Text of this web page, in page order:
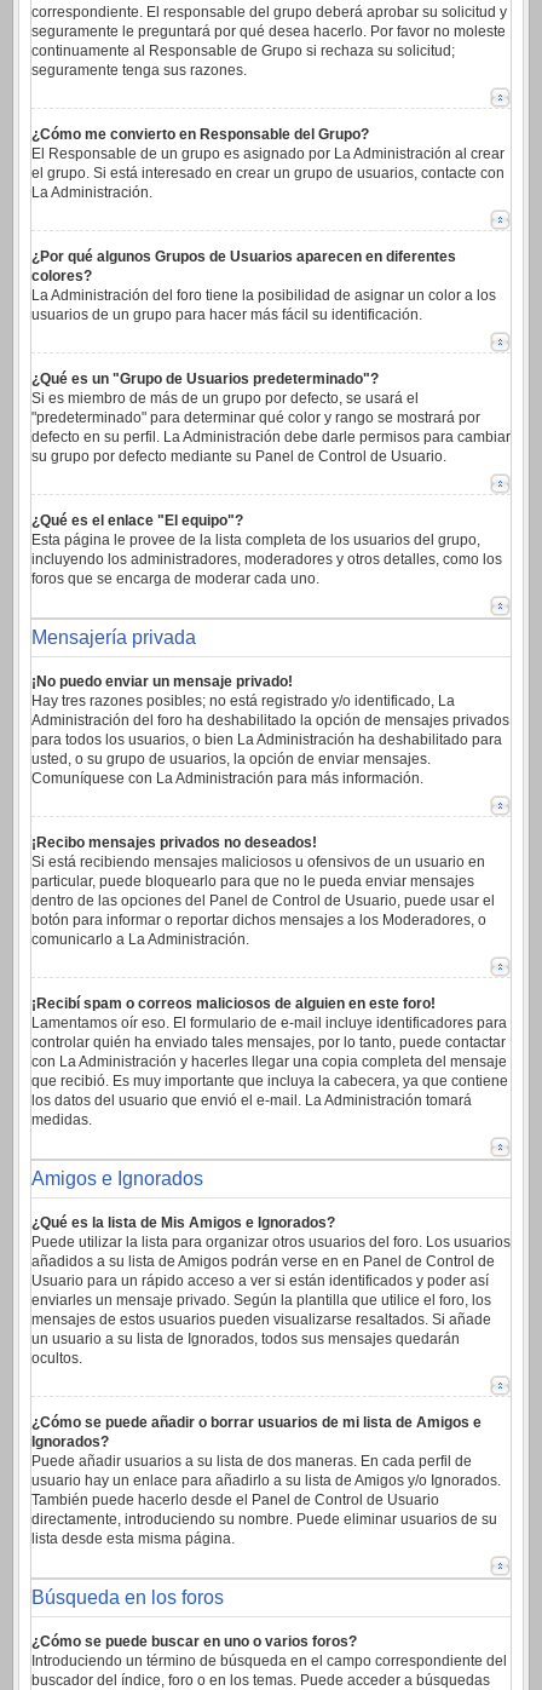
correspondiente. El responsable del grupo deberá aprobar su solicitud y
seguramente le preguntará por qué desea hacerlo. Por favor no moleste
continuamente al Responsable de Grupo si rechaza su solicitud;
seguramente tenga sus razones.
¿Cómo me convierto en Responsable del Grupo?
El Responsable de un grupo es asignado por La Administración al crear
el grupo. Si está interesado en crear un grupo de usuarios, contacte con
La Administración.
¿Por qué algunos Grupos de Usuarios aparecen en diferentes
colores?
La Administración del foro tiene la posibilidad de asignar un color a los
usuarios de un grupo para hacer más fácil su identificación.
¿Qué es un "Grupo de Usuarios predeterminado"?
Si es miembro de más de un grupo por defecto, se usará el
"predeterminado" para determinar qué color y rango se mostrará por
defecto en su perfil. La Administración debe darle permisos para cambiar
su grupo por defecto mediante su Panel de Control de Usuario.
¿Qué es el enlace "El equipo"?
Esta página le provee de la lista completa de los usuarios del grupo,
incluyendo los administradores, moderadores y otros detalles, como los
foros que se encarga de moderar cada uno.
Mensajería privada
¡No puedo enviar un mensaje privado!
Hay tres razones posibles; no está registrado y/o identificado, La
Administración del foro ha deshabilitado la opción de mensajes privados
para todos los usuarios, o bien La Administración ha deshabilitado para
usted, o su grupo de usuarios, la opción de enviar mensajes.
Comuníquese con La Administración para más información.
¡Recibo mensajes privados no deseados!
Si está recibiendo mensajes maliciosos u ofensivos de un usuario en
particular, puede bloquearlo para que no le pueda enviar mensajes
dentro de las opciones del Panel de Control de Usuario, puede usar el
botón para informar o reportar dichos mensajes a los Moderadores, o
comunicarlo a La Administración.
¡Recibí spam o correos maliciosos de alguien en este foro!
Lamentamos oír eso. El formulario de e-mail incluye identificadores para
controlar quién ha enviado tales mensajes, por lo tanto, puede contactar
con La Administración y hacerles llegar una copia completa del mensaje
que recibió. Es muy importante que incluya la cabecera, ya que contiene
los datos del usuario que envió el e-mail. La Administración tomará
medidas.
Amigos e Ignorados
¿Qué es la lista de Mis Amigos e Ignorados?
Puede utilizar la lista para organizar otros usuarios del foro. Los usuarios
añadidos a su lista de Amigos podrán verse en en Panel de Control de
Usuario para un rápido acceso a ver si están identificados y poder así
enviarles un mensaje privado. Según la plantilla que utilice el foro, los
mensajes de estos usuarios pueden visualizarse resaltados. Si añade
un usuario a su lista de Ignorados, todos sus mensajes quedarán
ocultos.
¿Cómo se puede añadir o borrar usuarios de mi lista de Amigos e
Ignorados?
Puede añadir usuarios a su lista de dos maneras. En cada perfil de
usuario hay un enlace para añadirlo a su lista de Amigos y/o Ignorados.
También puede hacerlo desde el Panel de Control de Usuario
directamente, introduciendo su nombre. Puede eliminar usuarios de su
lista desde esta misma página.
Búsqueda en los foros
¿Cómo se puede buscar en uno o varios foros?
Introduciendo un término de búsqueda en el campo correspondiente del
buscador del índice, foro o en los temas. Puede acceder a búsquedas